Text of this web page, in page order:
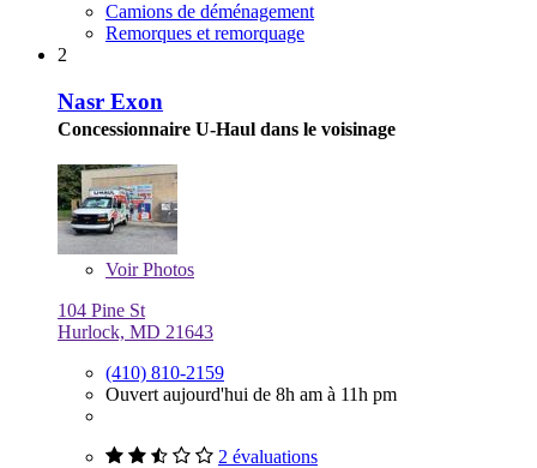
Camions de déménagement
Remorques et remorquage
2
Nasr Exon
Concessionnaire U-Haul dans le voisinage
VoirPhotos
104 Pine St
Hurlock, MD 21643
(410) 810-2159
Ouvert aujourd'hui de 8h am à 11h pm
2 évaluations